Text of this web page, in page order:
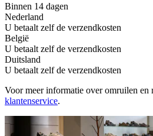
Binnen 14 dagen
Nederland
U betaalt zelf de verzendkosten
België
U betaalt zelf de verzendkosten
Duitsland
U betaalt zelf de verzendkosten
Voor meer informatie over omruilen
klantenservice.